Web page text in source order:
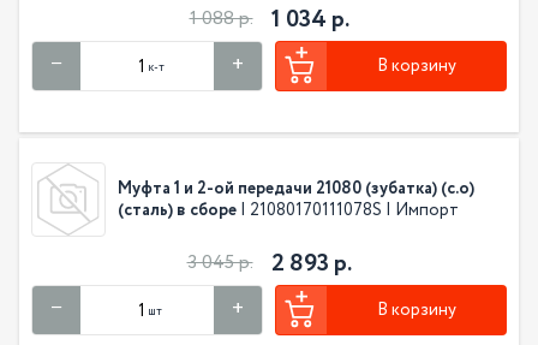
1 088 р. 1 034 р.
к-т В корзину
Муфта 1 и 2-ой передачи 21080 (зубатка) (с.о)
(сталь) в сборе | 21080170111078S | Импорт
3 045 р. 2 893 р.
шт В корзину